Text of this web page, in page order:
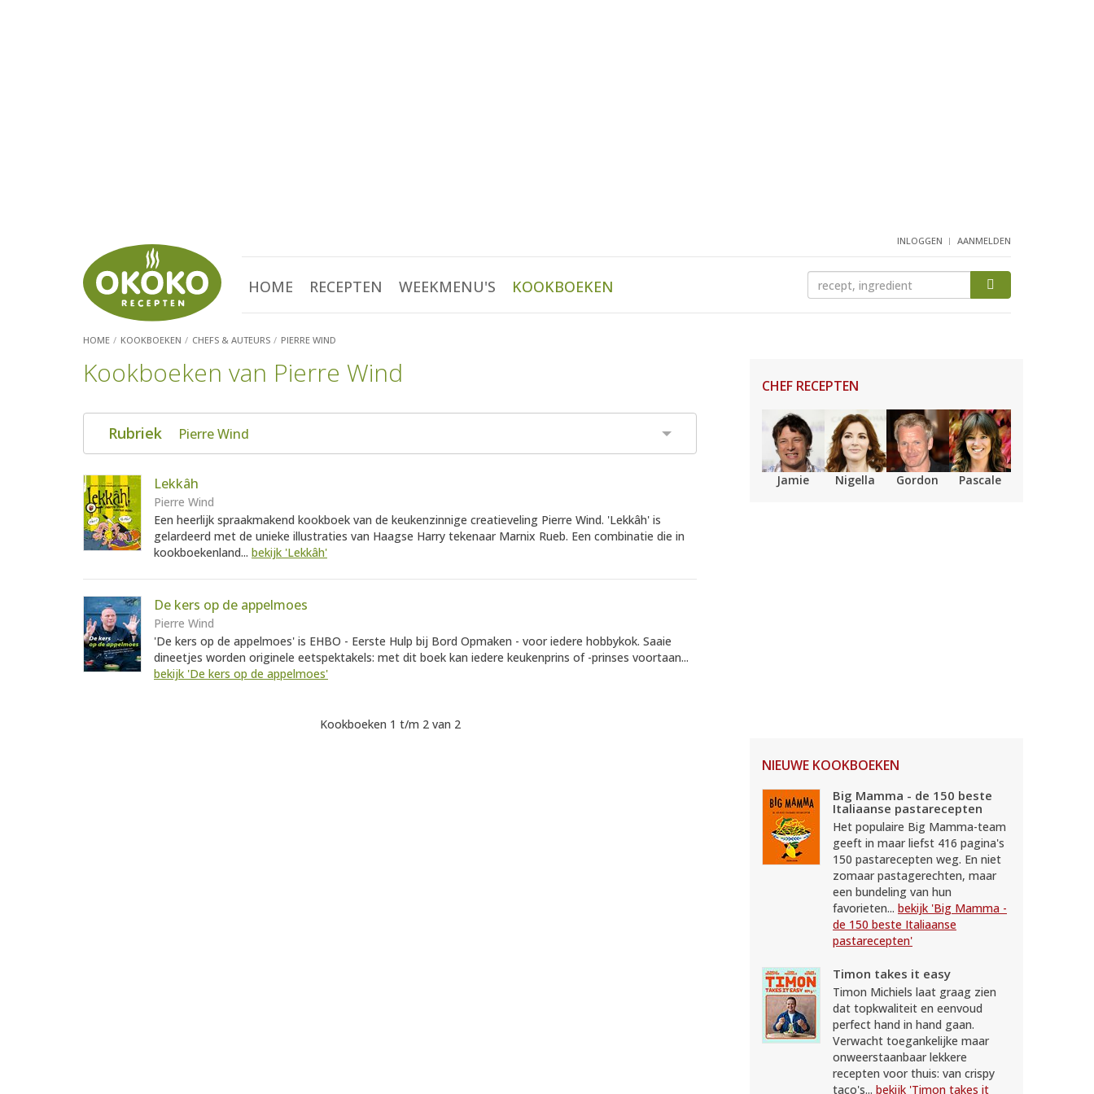
INLOGGEN AANMELDEN
HOME RECEPTEN WEEKMENU'S KOOKBOEKEN
HOME KOOKBOEKEN CHEFS & AUTEURS PIERRE WIND
Kookboeken van Pierre Wind
Rubriek Pierre Wind
Lekkâh
Pierre Wind
Een heerlijk spraakmakend kookboek van de keukenzinnige creatieveling Pierre Wind. 'Lekkâh' is
gelardeerd met de unieke illustraties van Haagse Harry tekenaar Marnix Rueb. Een combinatie die in
kookboekenland... bekijk 'Lekkâh'
De kers op de appelmoes
Pierre Wind
'De kers op de appelmoes' is EHBO - Eerste Hulp bij Bord Opmaken - voor iedere hobbykok. Saaie
dineetjes worden originele eetspektakels: met dit boek kan iedere keukenprins of -prinses voortaan...
bekijk 'De kers op de appelmoes'
Kookboeken 1 t/m 2 van 2
CHEF RECEPTEN
Jamie Nigella Gordon Pascale
NIEUWE KOOKBOEKEN
Big Mamma - de 150 beste
Italiaanse pastarecepten
Het populaire Big Mamma-team
geeft in maar liefst 416 pagina's
150 pastarecepten weg. En niet
zomaar pastagerechten, maar
een bundeling van hun
favorieten... bekijk 'Big Mamma -
de 150 beste Italiaanse
pastarecepten'
Timon takes it easy
Timon Michiels laat graag zien
dat topkwaliteit en eenvoud
perfect hand in hand gaan.
Verwacht toegankelijke maar
onweerstaanbaar lekkere
recepten voor thuis: van crispy
taco's... bekijk 'Timon takes it